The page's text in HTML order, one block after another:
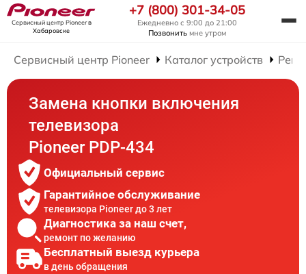
Сервисный центр Pioneerв
Хабаровске
+7 (800) 301-34-05
Ежедневно с 9:00 до 21:00
Позвонить мне утром
Сервисный центр Pioneer Каталог устройств
Замена кнопки включения
телевизора
Pioneer PDP-434
Официальный сервис
Гарантийное обслуживание
телевизора Pioneer до 3 лет
Диагностика за наш счет,
ремонт по желанию
Бесплатный выезд курьера
в день обращения